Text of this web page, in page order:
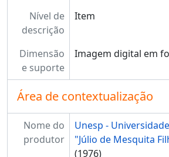
Nível de
descrição
Item
Dimensão
e suporte
Imagem digital em
Área de contextualização
Nome do
produtor
Unesp -
"Júlio de Mesquita
(1976)